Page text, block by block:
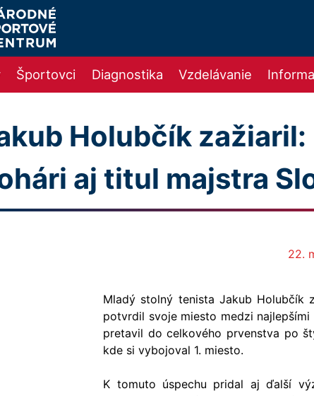
Športovci Diagnostika Vzdelávanie
Holubčík
aj titul majstra
22.
Mladý stolný tenista Jakub Holubčík
potvrdil svoje miesto medzi
pretavil do celkového prvenstva po
kde si vybojoval 1. miesto.
K tomuto úspechu pridal aj ďalší